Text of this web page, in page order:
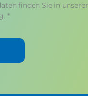
finden Sie in unserer
*